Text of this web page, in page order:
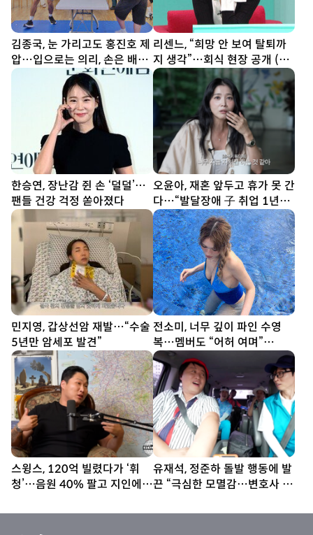
김종국, 눈 가리고도 홍진호 제
압…입으로는 의리, 손은 배신
(런닝맨)
리센느, “희망 안 보여 탈퇴까
지 생각”…회식 현장 공개 (전
참시)
한승연, 장난감 쥔 손 ‘덜덜’…
팬들 건강 걱정 쏟아졌다
오윤아, 재혼 앞두고 휴가 못 간
다…“발달장애 子 취업 1년
차” [SD톡톡]
민지영, 갑상선암 재발…“수술
5년만 암세포 발견”
전소미, 너무 깊이 파인 수영
복…멤버도 “어허 여며”
[DA★]
스윙스, 120억 빌렸다가 ‘휘
청’…음원 40% 팔고 지인에
유재석, 정준하 돌발 행동에 발
끈 “극심한 모멸감…변호사 부